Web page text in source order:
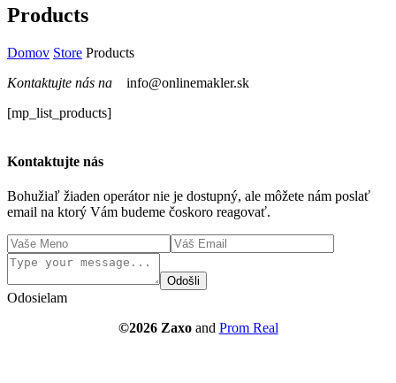
Products
Domov Store Products
Kontaktujte nás na
info@onlinemakler.sk
[mp_list_products]
Kontaktujte nás
Bohužiaľ žiaden operátor nie je dostupný, ale môžete nám poslať
email na ktorý Vám budeme čoskoro reagovať.
Odošli
Odosielam
©2026 Zaxoand Prom Real